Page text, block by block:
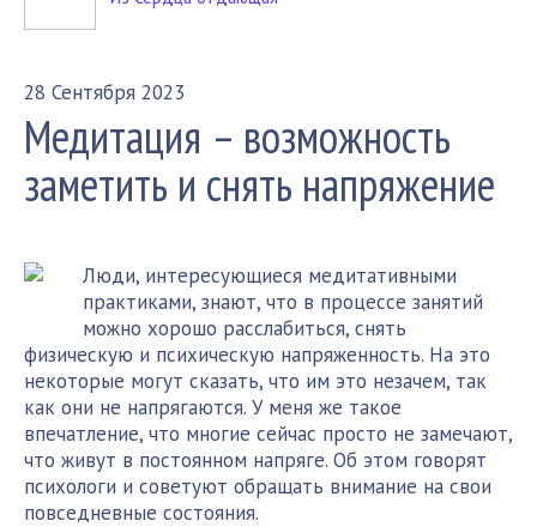
28 Сентября 2023
Медитация – возможность
заметить и снять напряжение
Люди, интересующиеся медитативными
практиками, знают, что в процессе занятий
можно хорошо расслабиться, снять
физическую и психическую напряженность. На это
некоторые могут сказать, что им это незачем, так
как они не напрягаются. У меня же такое
впечатление, что многие сейчас просто не замечают,
что живут в постоянном напряге. Об этом говорят
психологи и советуют обращать внимание на свои
повседневные состояния.